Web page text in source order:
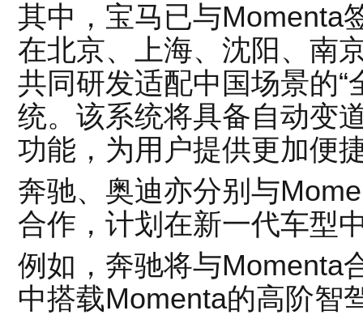
其中，宝马已与Momenta
在北京、上海、沈阳、南
共同研发适配中国场景的“
统。该系统将具备自动变
功能，为用户提供更加便
奔驰、奥迪亦分别与
合作，计划在新一代车型
例如，奔驰将与Momenta
中搭载Momenta的高阶智